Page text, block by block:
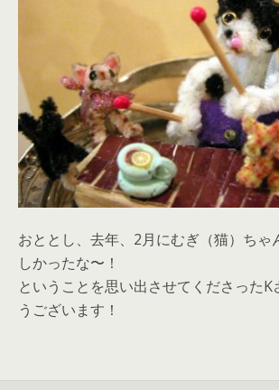
おととし、去年、2月にむぎ（猫）ちゃ
しかったな〜！
ということを思い出させてくださったK
うございます！